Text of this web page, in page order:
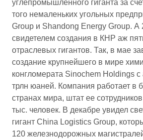
углепромышленного гиганта за
того немаленьких угольных
Group и Shandong Energy Group. А
свидетелем создания в КНР аж
отраслевых гигантов. Так, в мае
создание крупнейшего в мире
конгломерата Sinochem Holdings с
трлн юаней. Компания работает в
странах мира, штат ее
тыс. человек. В декабре увидел
гигант China Logistics Group,
120 железнодорожных